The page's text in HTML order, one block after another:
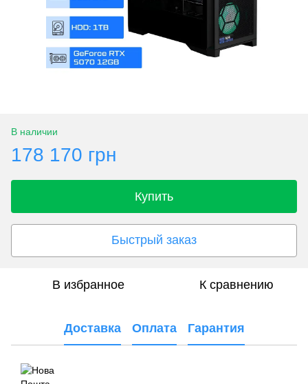
В наличии
178 170 грн
Купить
Быстрый заказ
В избранное К сравнению
Доставка Оплата Гарантия